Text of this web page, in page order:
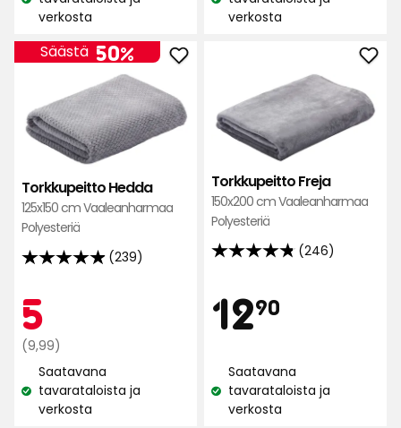
Katso
saatavuus:
verkosta
Katso
saatavuus:
verkosta
Torkkupeitto Hedda
125x150 cm Vaaleanharmaa
Polyesteriä
(239)
4.9
5:stä,
239
arvostelun
perusteella
5
€
Normaali
hinta
9,99
€
(9,99)
Säästä 50%
Katso
saatavuus:
Saatavana
tavarataloista ja
verkosta
Lisää
Torkkupeitto
Hedda
suosikkeihin
Torkkupeitto Freja
150x200 cm Vaaleanharmaa
Polyesteriä
(246)
4.8
5:stä,
246
perusteella
1290
€
Katso
saatavuus:
Saatavana
tavarataloista ja
verkosta